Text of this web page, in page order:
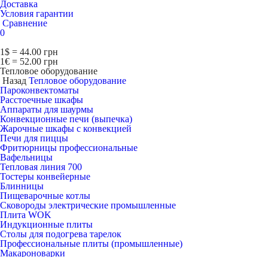
Доставка
Условия гарантии
Сравнение
0
1$ = 44.00 грн
1€ = 52.00 грн
Тепловое оборудование
Назад Тепловое оборудование
Пароконвектоматы
Расcтоечные шкафы
Аппараты для шаурмы
Конвекционные печи (выпечка)
Жарочные шкафы с конвекцией
Печи для пиццы
Фритюрницы профессиональные
Вафельницы
Тепловая линия 700
Тостеры конвейерные
Блинницы
Пищеварочные котлы
Сковороды электрические промышленные
Плита WOK
Индукционные плиты
Столы для подогрева тарелок
Профессиональные плиты (промышленные)
Макароноварки